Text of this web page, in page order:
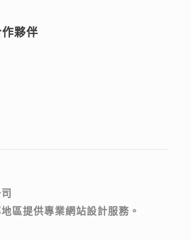
夥伴
區提供專業網站設計服務。